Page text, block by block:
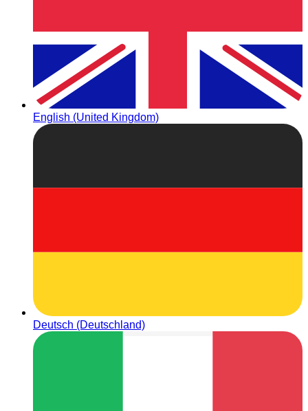
English (United Kingdom)
Deutsch (Deutschland)